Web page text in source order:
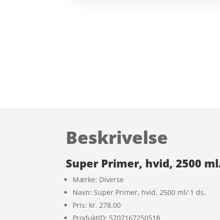
Beskrivelse
Super Primer, hvid, 2500
Mærke: Diverse
Navn: Super Primer, hvid, 2500 ml/ 1 ds.
Pris: kr. 278.00
ProduktID: 5707167250518